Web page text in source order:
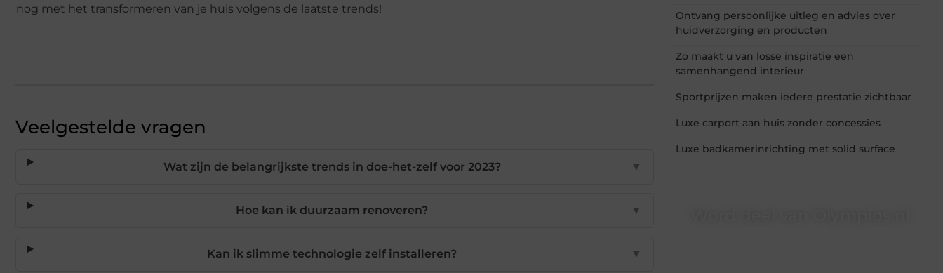
nog met het transformeren van je huis volgens de laatste trends!
Veelgestelde vragen
Wat zijn de belangrijkste trends in doe-het-zelf voor 2023? ▼
Hoe kan ik duurzaam renoveren? ▼
Kan ik slimme technologie zelf installeren? ▼
Ontvang persoonlijke uitleg en advies over
huidverzorging en producten
Zo maakt u van losse inspiratie een
samenhangend interieur
Sportprijzen maken iedere prestatie zichtbaar
Luxe carport aan huis zonder concessies
Luxe badkamerinrichting met solid surface